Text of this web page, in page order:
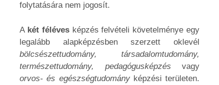
folytatására nem jogosít.
A két félévesképzés felvételi követelménye egy
legalább alapképzésben szerzett oklevél
bölcsészettudomány, társadalomtudomány,
természettudomány, pedagógusképzés vagy
orvos- és egészségtudományképzési területen.